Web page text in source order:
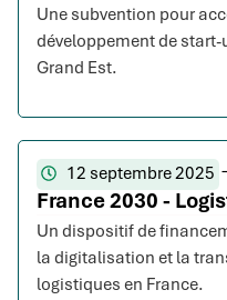
Une subvention pour
développement de
Grand Est.
12 septembre 2025
France 2030 -
Un dispositif de
la digitalisation et la
logistiques en France.